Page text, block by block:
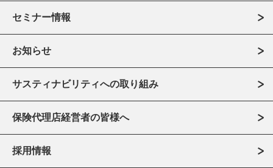
セミナー情報
お知らせ
サスティナビリティへの取り組み
保険代理店経営者の皆様へ
採用情報